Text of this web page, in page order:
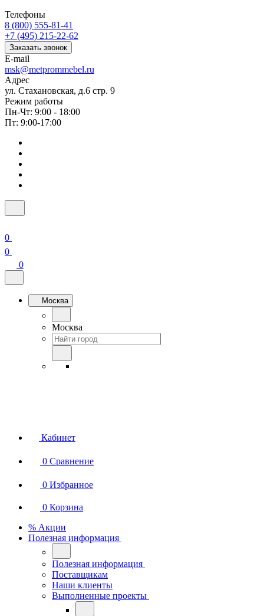
Телефоны
8 (800) 555-81-41
+7 (495) 215-22-62
Заказать звонок
E-mail
msk@metprommebel.ru
Адрес
ул. Стахановская, д.6 стр. 9
Режим работы
Пн-Чт: 9:00 - 18:00
Пт: 9:00-17:00
0
0
0
Москва
Москва
Кабинет
0 Сравнение
0 Избранное
0 Корзина
% Акции
Полезная информация
Полезная информация
Поставщикам
Наши клиенты
Выполненные проекты